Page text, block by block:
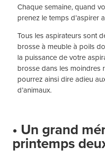
Chaque semaine, quand
prenez le temps d’aspirer
Tous les aspirateurs sont
brosse à meuble à poils
la puissance de votre
brosse dans les moindres
pourrez ainsi dire adieu
d’animaux.
• Un grand
printemps